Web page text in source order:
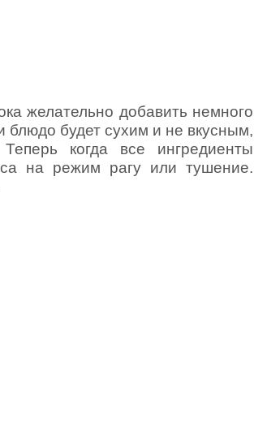
желательно добавить немного
будет сухим и не вкусным,
когда все ингредиенты
на режим рагу или тушение.